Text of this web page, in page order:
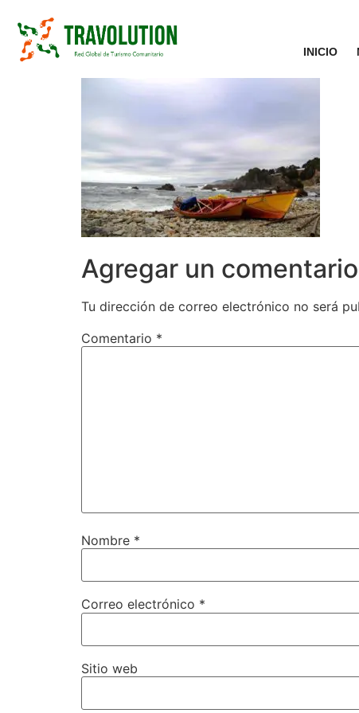
INICIO
Agregar un comentario
Tu dirección de correo electrónico no será
Comentario *
Nombre *
Correo electrónico *
Sitio web